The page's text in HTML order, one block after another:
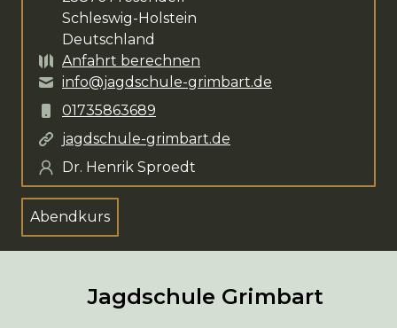
Schleswig-Holstein
Deutschland
Anfahrt berechnen
info@jagdschule-grimbart.de
01735863689
jagdschule-grimbart.de
Dr. Henrik Sproedt
Abendkurs
Jagdschule Grimbart